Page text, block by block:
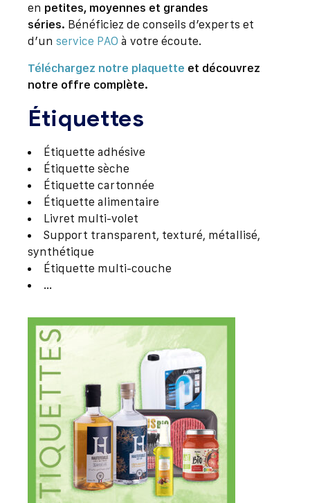
en petites, moyennes et grandes
séries. Bénéficiez de conseils d’experts et
d’un service PAO à votre écoute.
Téléchargez notre plaquette et découvrez
notre offre complète.
Étiquettes
Étiquette adhésive
Étiquette sèche
Étiquette cartonnée
Étiquette alimentaire
Livret multi-volet
Support transparent, texturé, métallisé,
synthétique
Étiquette multi-couche
…